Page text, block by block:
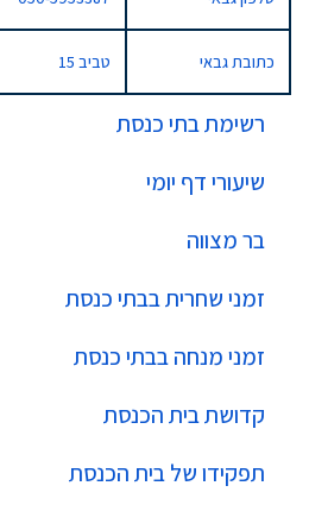
רשימת בתי כנסת
שיעורי דף יומי
בר מצווה
זמני שחרית בבתי כנסת
זמני מנחה בבתי כנסת
קדושת בית הכנסת
תפקידו של בית הכנסת
כתובת גבאי טביב 15